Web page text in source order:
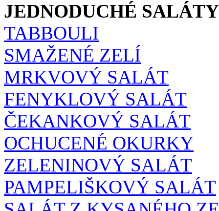
JEDNODUCHÉ SALÁTY
TABBOULI
SMAŽENÉ ZELÍ
MRKVOVÝ SALÁT
FENYKLOVÝ SALÁT
ČEKANKOVÝ SALÁT
OCHUCENÉ OKURKY
ZELENINOVÝ SALÁT
PAMPELIŠKOVÝ SALÁT